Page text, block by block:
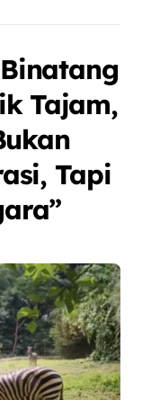
Tajam,
Tapi